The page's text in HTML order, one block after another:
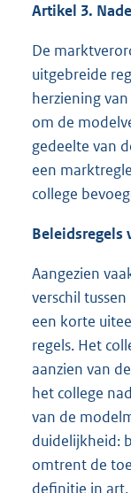
Artikel 3.
De
uitgebreide
herziening
om de
gedeelte van
een
college
Beleidsregels
Aangezien
verschil
een korte
regels. Het
aanzien van
het college
van de
duidelijkheid:
omtrent de
definitie in art.